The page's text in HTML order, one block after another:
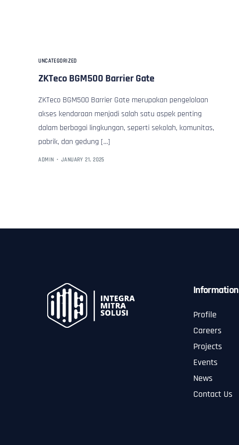
UNCATEGORIZED
ZKTeco BGM500 Barrier Gate
ZKTeco BGM500 Barrier Gate merupakan pengelolaan
akses kendaraan menjadi salah satu aspek penting
dalam berbagai lingkungan, seperti sekolah, komunitas,
pabrik, dan gedung […]
ADMIN JANUARY 21, 2025
Information
Profile
Careers
Projects
Events
News
Contact Us